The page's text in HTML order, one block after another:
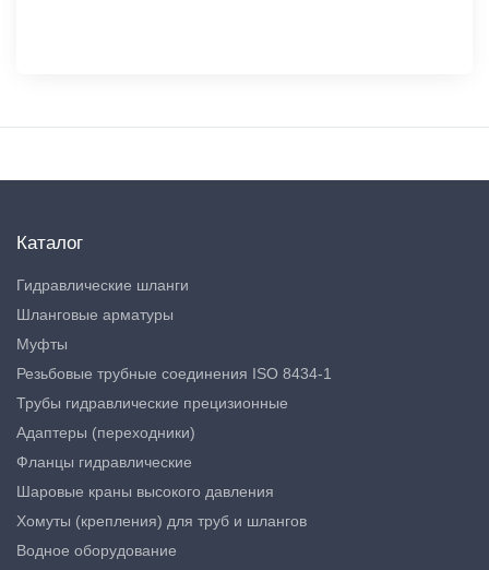
Каталог
Гидравлические шланги
Шланговые арматуры
Муфты
Резьбовые трубные соединения ISO 8434-1
Трубы гидравлические прецизионные
Адаптеры (переходники)
Фланцы гидравлические
Шаровые краны высокого давления
Хомуты (крепления) для труб и шлангов
Водное оборудование